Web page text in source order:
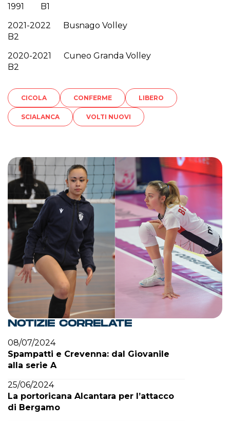
NOTIZIE CORRELATE
08/07/2024
Spampatti e Crevenna: dal Giovanile
alla serie A
25/06/2024
La portoricana Alcantara per l’attacco
di Bergamo
1991 B1
2021-2022 Busnago Volley
B2
2020-2021 Cuneo Granda Volley
B2
CICOLA CONFERME LIBERO
SCIALANCA VOLTI NUOVI